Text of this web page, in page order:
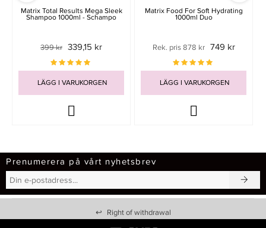
Matrix Total Results Mega Sleek
Shampoo 1000ml - Schampo
399 kr 339,15 kr
LÄGG I VARUKORGEN
Matrix Food For Soft Hydrating
1000ml Duo
Rek. pris 878 kr 749 kr
LÄGG I VARUKORGEN
Prenumerera på vårt nyhetsbrev
↩ Right of withdrawal